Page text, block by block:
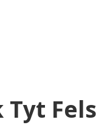
Tyt